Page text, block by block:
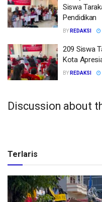
Siswa
Pendidikan
BY REDAKSI
209 Siswa
Kota
BY REDAKSI
Discussion about
Terlaris